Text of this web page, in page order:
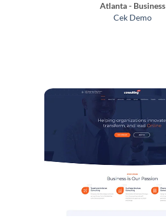
Atlanta - Business
Cek Demo